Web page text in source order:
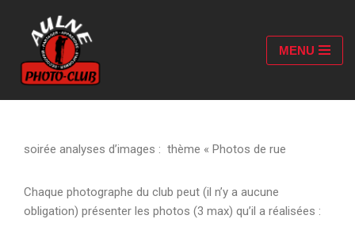
Aller
au
contenu
MENU
soirée analyses d’images : thème « Photos de rue
Chaque photographe du club peut (il n’y a aucune
obligation) présenter les photos (3 max) qu’il a réalisées :